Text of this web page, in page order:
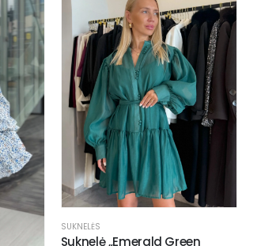
SUKNELĖS
Suknelė „Emerald Green